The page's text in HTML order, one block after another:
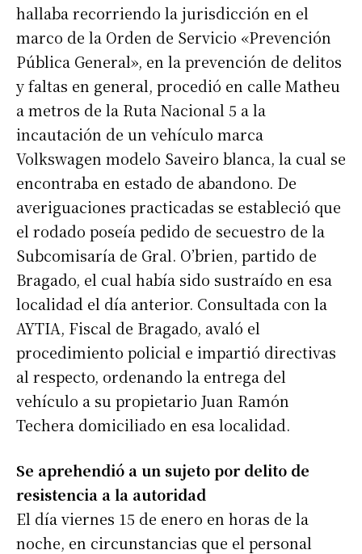
hallaba recorriendo la jurisdicción en el
marco de la Orden de Servicio «Prevención
Pública General», en la prevención de delitos
y faltas en general, procedió en calle Matheu
a metros de la Ruta Nacional 5 a la
incautación de un vehículo marca
Volkswagen modelo Saveiro blanca, la cual se
encontraba en estado de abandono. De
averiguaciones practicadas se estableció que
el rodado poseía pedido de secuestro de la
Subcomisaría de Gral. O’brien, partido de
Bragado, el cual había sido sustraído en esa
localidad el día anterior. Consultada con la
AYTIA, Fiscal de Bragado, avaló el
procedimiento policial e impartió directivas
al respecto, ordenando la entrega del
vehículo a su propietario Juan Ramón
Techera domiciliado en esa localidad.
Se aprehendió a un sujeto por delito de
resistencia a la autoridad
El día viernes 15 de enero en horas de la
noche, en circunstancias que el personal